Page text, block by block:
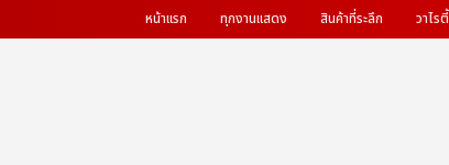
หน้าแรก ทุกงานแสดง สินค้าที่ระลึก วาไรตี้